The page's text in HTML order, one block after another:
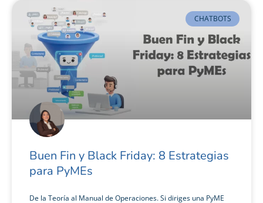
CHATBOTS
Buen Fin y Black Friday: 8 Estrategias
para PyMEs
De la Teoría al Manual de Operaciones. Si diriges una PyME